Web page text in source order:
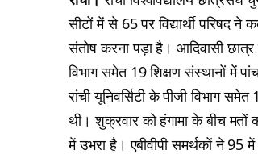
सीटों में से 65 पर विद्यार्थी
संतोष करना पड़ा है। आदिवासी छात्र
विभाग समेत 19 शिक्षण संस्थानों में
रांची यूनिवर्सिटी के पीजी विभाग
थी। शुक्रवार को हंगामा के बीच मतों
में उभरा है। एबीवीपी समर्थकों ने